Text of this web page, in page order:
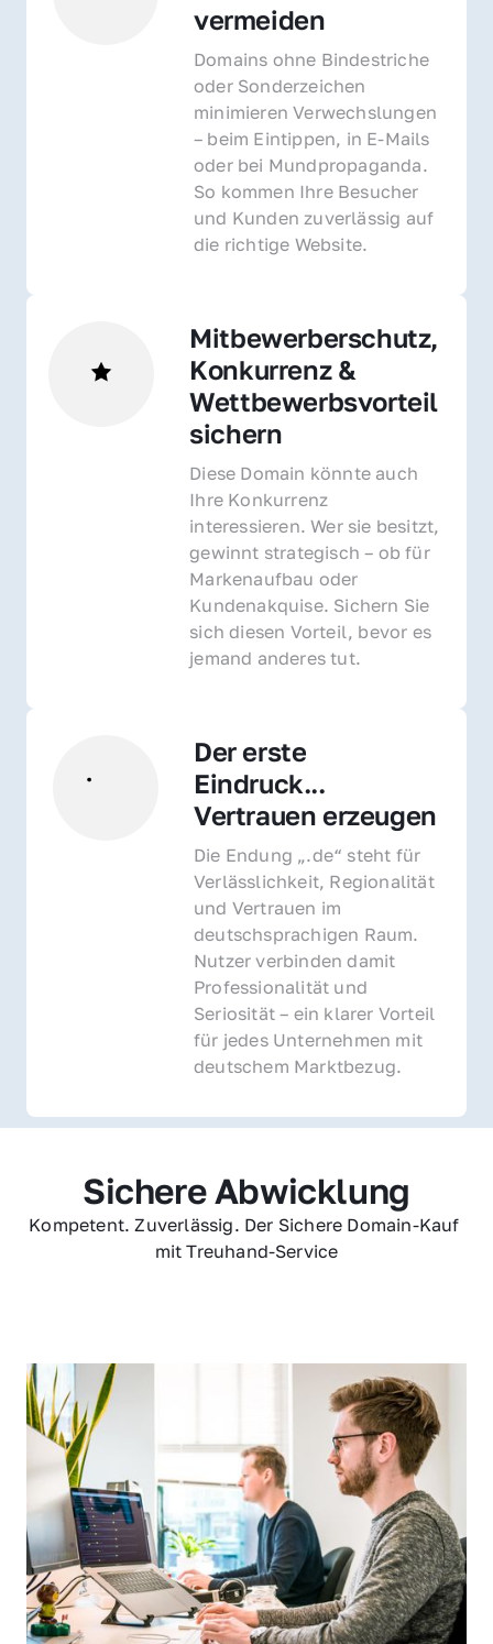
vermeiden
Domains ohne Bindestriche
oder Sonderzeichen
minimieren Verwechslungen
– beim Eintippen, in E-Mails
oder bei Mundpropaganda.
So kommen Ihre Besucher
und Kunden zuverlässig auf
die richtige Website.
Mitbewerberschutz,
Konkurrenz &
Wettbewerbsvorteil
sichern
Diese Domain könnte auch
Ihre Konkurrenz
interessieren. Wer sie besitzt,
gewinnt strategisch – ob für
Markenaufbau oder
Kundenakquise. Sichern Sie
sich diesen Vorteil, bevor es
jemand anderes tut.
Der erste
Eindruck...
Vertrauen erzeugen
Die Endung „.de“ steht für
Verlässlichkeit, Regionalität
und Vertrauen im
deutschsprachigen Raum.
Nutzer verbinden damit
Professionalität und
Seriosität – ein klarer Vorteil
für jedes Unternehmen mit
deutschem Marktbezug.
Sichere Abwicklung
Kompetent. Zuverlässig. Der Sichere Domain-Kauf
mit Treuhand-Service